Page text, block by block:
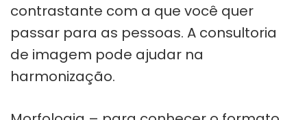
contrastante com a que você quer
passar para as pessoas. A consultoria
de imagem pode ajudar na
harmonização.